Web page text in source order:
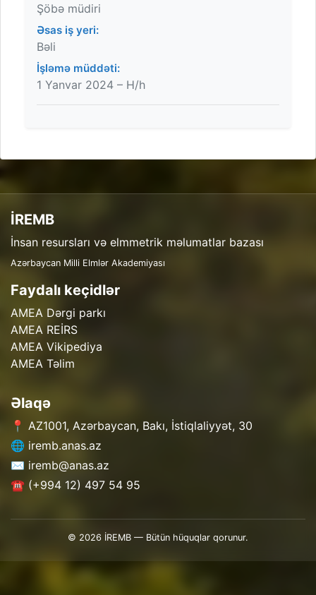
Şöbə müdiri
Əsas iş yeri:
Bəli
İşləmə müddəti:
1 Yanvar 2024 – H/h
İREMB
İnsan resursları və elmmetrik məlumatlar bazası
Azərbaycan Milli Elmlər Akademiyası
Faydalı keçidlər
AMEA Dərgi parkı
AMEA REİRS
AMEA Vikipediya
AMEA Təlim
Əlaqə
📍 AZ1001, Azərbaycan, Bakı, İstiqlaliyyət, 30
🌐 iremb.anas.az
✉️ iremb@anas.az
☎️ (+994 12) 497 54 95
© 2026 İREMB — Bütün hüquqlar qorunur.